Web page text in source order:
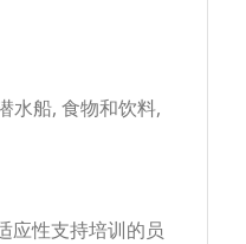
水船, 食物和饮料,
应性支持培训的员